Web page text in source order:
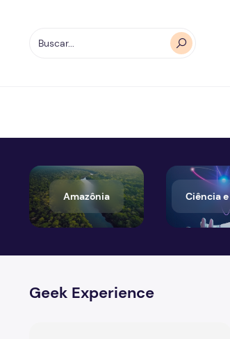
Amazônia
Geek Experience
Final emocionante marca o útlimo dia